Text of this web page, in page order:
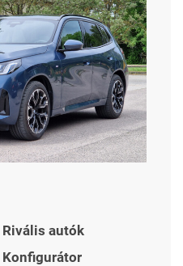
Rivális autók
Konfigurátor